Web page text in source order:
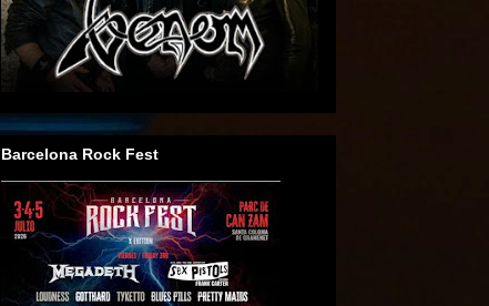
Barcelona Rock Fest